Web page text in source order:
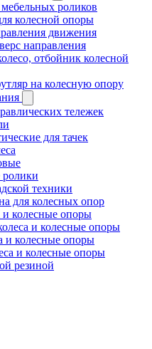
роликов
колесной опоры
движения
направления
отбойник колесной
на колесную опору
тележек
для тачек
техники
для колесных опор
колесные опоры
и колесные опоры
и колесные опоры
и колесные опоры
резиной